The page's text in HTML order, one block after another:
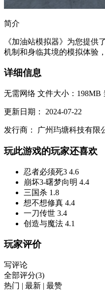
简介
《加油站模拟器》为您提
机制和身临其境的模拟体验
详细信息
无需网络 文件大小：198MB
更新日期： 2024-07-22
发行商： 广州玙塘科技有限
玩此游戏的玩家还喜欢
忍者必须死3 4.6
崩坏3-曙梦向明 4.4
三国杀 1.8
想不想修真 4.4
一刀传世 3.4
创造与魔法 4.1
玩家评价
写评论
全部评分(3)
热门 | 最新 | 最赞